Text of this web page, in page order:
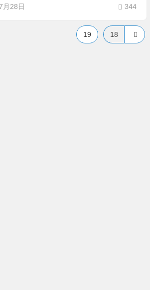
月28日 344
19